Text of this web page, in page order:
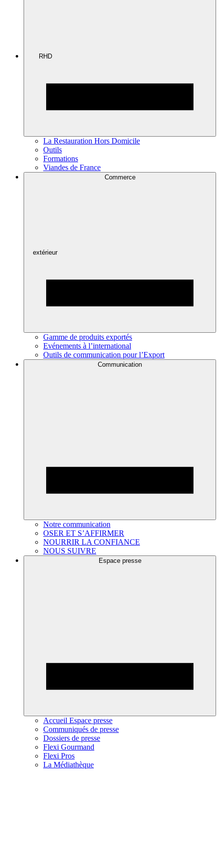
RHD
La Restauration Hors Domicile
Outils
Formations
Viandes de France
Commerce
extérieur
Gamme de produits exportés
Evénements à l’international
Outils de communication pour l’Export
Communication
Notre communication
OSER ET S’AFFIRMER
NOURRIR LA CONFIANCE
NOUS SUIVRE
Espace presse
Accueil Espace presse
Communiqués de presse
Dossiers de presse
Flexi Gourmand
Flexi Pros
La Médiathèque